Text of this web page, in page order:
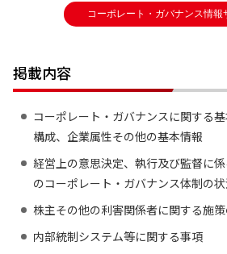
掲載内容
コーポレート・ガバナンスに関する
構成、企業属性その他の基本情報
経営上の意思決定、執行及び監督に
のコーポレート・ガバナンス体制の
株主その他の利害関係者に関する施
内部統制システム等に関する事項